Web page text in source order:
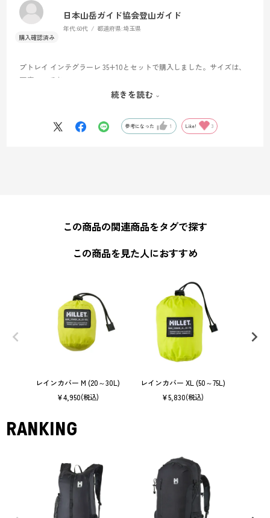
日本山岳ガイド協会登山ガイド
年代:60代 都道府県:埼玉県
プトレイ インテグラーレ 35+10とセットで購入しました。サイズは、
丁度いいです。
通販だとどのザックとザックカバーが適合か、判らないのでオススメ
続きを読む
参考になった 1 Like! 3
この商品の関連商品をタグで探す
この商品を見た人におすすめ
レインカバー M (20～30L)
¥4,950(税込)
レインカバー XL (50～75L)
¥5,830(税込)
RANKING